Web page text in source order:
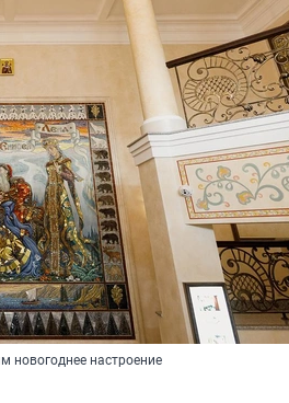
новогоднее настроение